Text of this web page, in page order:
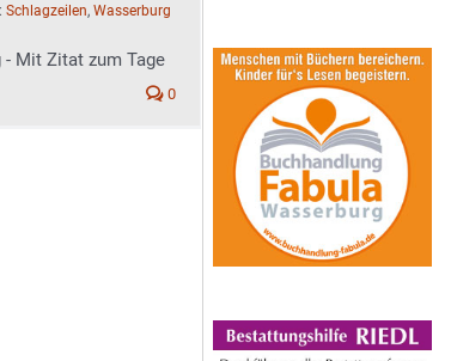
Schlagzeilen, Wasserburg
- Mit Zitat zum Tage
0